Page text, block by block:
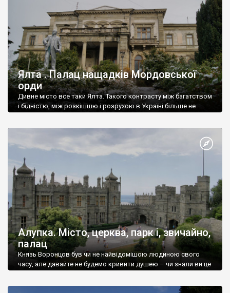
Ялта . Палац нащадків Мордовської
орди
Дивне місто все таки Ялта. Такого контрасту між багатством
і бідністю, між розкішшю і розрухою в Україні більше не
Алупка. Місто, церква, парк і, звичайно,
палац
Князь Воронцов був чи не найвідомішою людиною свого
часу, але давайте не будемо кривити душею – чи знали ви це